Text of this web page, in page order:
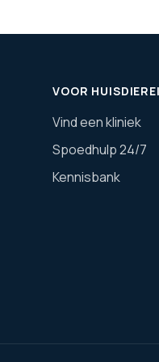
VOOR
Vind een kliniek
Spoedhulp 24/7
Kennisbank